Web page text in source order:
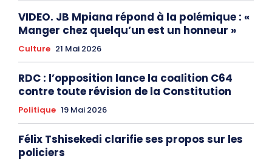
VIDEO. JB Mpiana répond à la polémique : «
Manger chez quelqu’un est un honneur »
Culture 21 Mai 2026
RDC : l’opposition lance la coalition C64
contre toute révision de la Constitution
Politique 19 Mai 2026
Félix Tshisekedi clarifie ses propos sur les
policiers